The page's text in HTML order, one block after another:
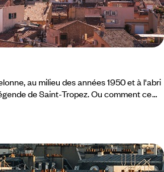
au milieu des années 1950 et à l'abri
de Saint-Tropez. Ou comment ce
les beautiful people en quête de
de Saint-Tropez. Extérieur jour. Le
le cadre idéal à un film qui propulse
Brigitte Bardot :